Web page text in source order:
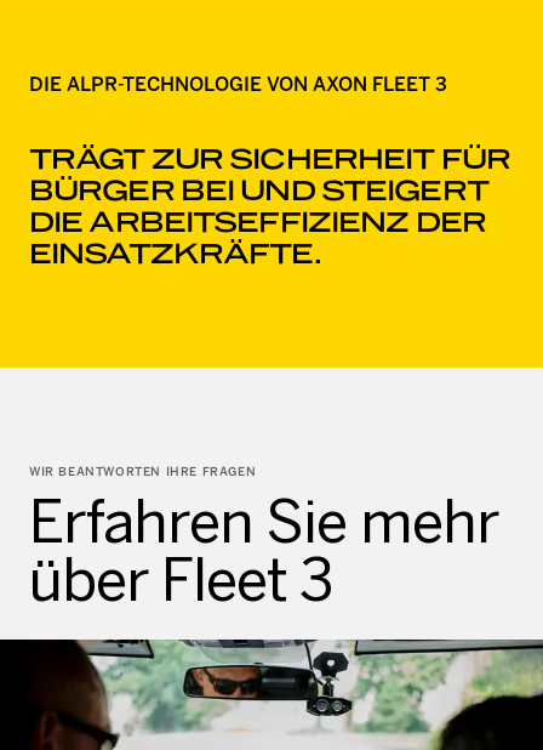
DIE ALPR-TECHNOLOGIE VON AXON FLEET 3
TRÄGT ZUR SICHERHEIT FÜR
BÜRGER BEI UND STEIGERT
DIE ARBEITSEFFIZIENZ DER
EINSATZKRÄFTE.
WIR BEANTWORTEN IHRE FRAGEN
Erfahren Sie mehr
über Fleet 3